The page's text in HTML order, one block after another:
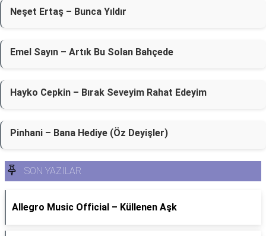
Neşet Ertaş – Bunca Yıldır
Emel Sayın – Artık Bu Solan Bahçede
Hayko Cepkin – Bırak Seveyim Rahat Edeyim
Pinhani – Bana Hediye (Öz Deyişler)
SON YAZILAR
Allegro Music Official – Küllenen Aşk